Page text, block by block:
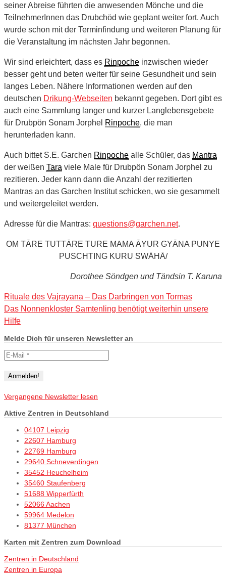
seiner Abreise führten die anwesenden Mönche und die
TeilnehmerInnen das Drubchöd wie geplant weiter fort. Auch
wurde schon mit der Terminfindung und weiteren Planung für
die Veranstaltung im nächsten Jahr begonnen.
Wir sind erleichtert, dass es Rinpoche inzwischen wieder
besser geht und beten weiter für seine Gesundheit und sein
langes Leben. Nähere Informationen werden auf den
deutschen Drikung-Webseiten bekannt gegeben. Dort gibt es
auch eine Sammlung langer und kurzer Langlebensgebete
für Drubpön Sonam Jorphel Rinpoche, die man
herunterladen kann.
Auch bittet S.E. Garchen Rinpoche alle Schüler, das Mantra
der weißen Tara viele Male für Drubpön Sonam Jorphel zu
rezitieren. Jeder kann dann die Anzahl der rezitierten
Mantras an das Garchen Institut schicken, wo sie gesammelt
und weitergeleitet werden.
Adresse für die Mantras: questions@garchen.net.
OM TĀRE TUTTĀRE TURE MAMA ĀYUR GYĀNA PUNYE
PUSCHTING KURU SWĀHĀ/
Dorothee Söndgen und Tändsin T. Karuna
Rituale des Vajrayana – Das Darbringen von Tormas
Das Nonnenkloster Samtenling benötigt weiterhin unsere
Hilfe
Melde Dich für unseren Newsletter an
Vergangene Newsletter lesen
Aktive Zentren in Deutschland
04107 Leipzig
22607 Hamburg
22769 Hamburg
29640 Schneverdingen
35452 Heuchelheim
35460 Staufenberg
51688 Wipperfürth
52066 Aachen
59964 Medelon
81377 München
Karten mit Zentren zum Download
Zentren in Deutschland
Zentren in Europa